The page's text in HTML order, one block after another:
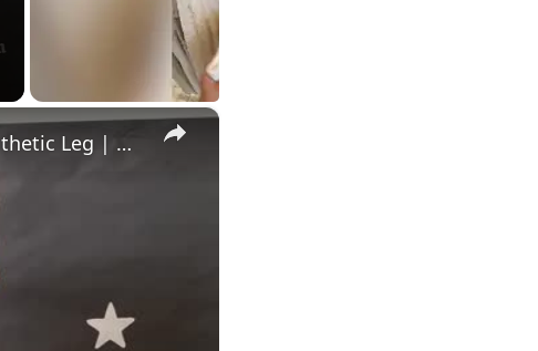
×
Boy Beats Cancer And Returns To Karting Podium With Prosthetic Leg | Happily TV